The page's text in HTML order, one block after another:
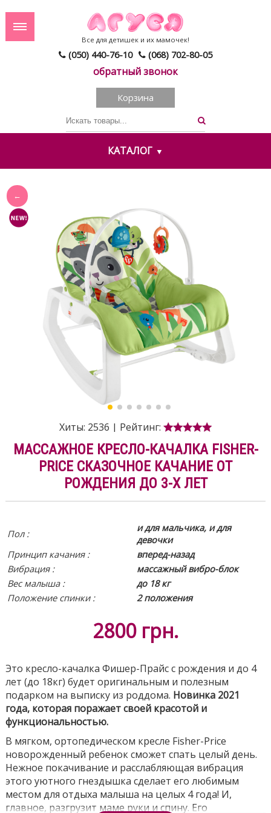
(050) 440-76-10 (068) 702-80-05
обратный звонок
Все для детишек и их мамочек!
Корзина
КАТАЛОГ
Хиты: 2536 | Рейтинг:
МАССАЖНОЕ КРЕСЛО-КАЧАЛКА FISHER-
PRICE СКАЗОЧНОЕ КАЧАНИЕ ОТ
РОЖДЕНИЯ ДО 3-Х ЛЕТ
Пол :
и для мальчика, и для
девочки
Принцип качания :
вперед-назад
Вибрация :
массажный вибро-блок
Вес малыша :
до 18 кг
Положение спинки : 2 положения
2800 грн.
Это кресло-качалка Фишер-Прайс с рождения и до 4
лет (до 18кг) будет оригинальным и полезным
подарком на выписку из роддома. Новинка 2021
года, которая поражает своей красотой и
функциональностью.
В мягком, ортопедическом кресле Fisher-Price
новорожденный ребенок сможет спать целый день.
Нежное покачивание и расслабляющая вибрация
этого уютного гнездышка сделает его любимым
местом для отдыха малыша на целых 4 года! И,
главное, разгрузит маме руки и спину. Его